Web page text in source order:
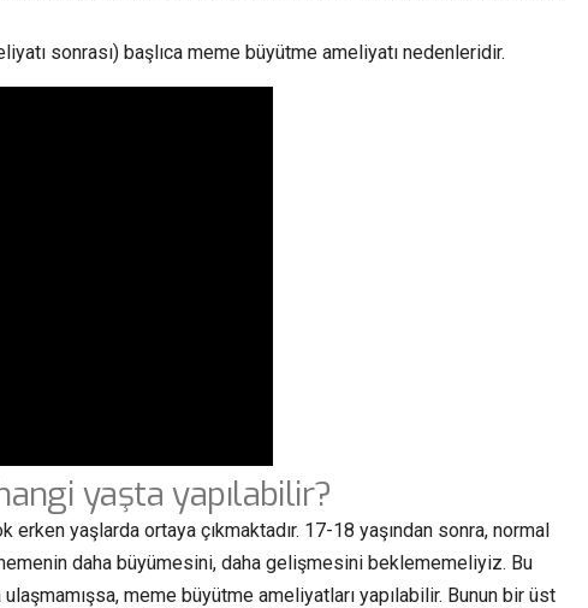
sonrası) başlıca meme büyütme ameliyatı nedenleridir.
yaşta yapılabilir?
yaşlarda ortaya çıkmaktadır. 17-18 yaşından sonra, normal
daha büyümesini, daha gelişmesini beklememeliyiz. Bu
meme büyütme ameliyatları yapılabilir. Bunun bir üst